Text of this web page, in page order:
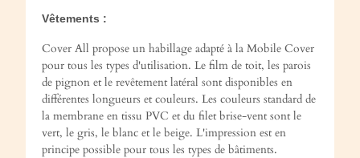
Vêtements :
Cover All propose un habillage adapté à la Mobile Cover
pour tous les types d'utilisation. Le film de toit, les parois
de pignon et le revêtement latéral sont disponibles en
différentes longueurs et couleurs. Les couleurs standard de
la membrane en tissu PVC et du filet brise-vent sont le
vert, le gris, le blanc et le beige. L'impression est en
principe possible pour tous les types de bâtiments.